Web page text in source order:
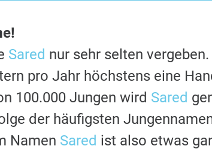
Sared nur sehr selten
pro Jahr höchstens eine
100.000 Jungen wird Sared
der häufigsten
Namen Sared ist also etwas